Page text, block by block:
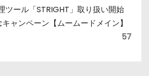
ツール「STRIGHT」取り扱い開始
ャンペーン【ムームードメイン】
57